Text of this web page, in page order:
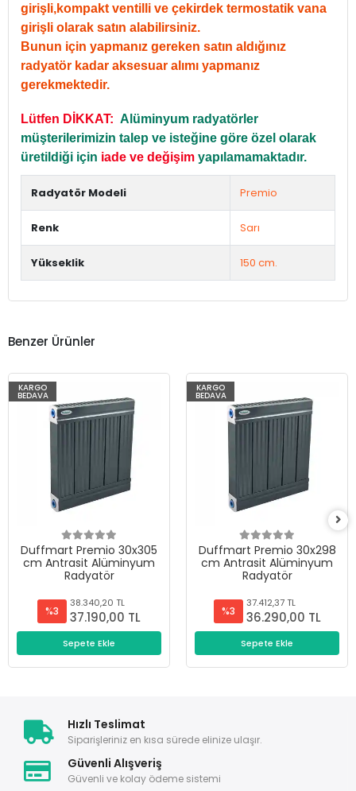
girişli,kompakt ventilli ve çekirdek termostatik vana
girişli olarak satın alabilirsiniz.
Bunun için yapmanız gereken satın aldığınız
radyatör kadar aksesuar alımı yapmanız
gerekmektedir.
Lütfen DİKKAT: Alüminyum radyatörler
müşterilerimizin talep ve isteğine göre özel olarak
üretildiği için iade ve değişim yapılamamaktadır.
Radyatör Modeli Premio
Renk Sarı
Yükseklik 150 cm.
Benzer Ürünler
KARGO
BEDAVA
Duffmart Premio 30x305
cm Antrasit Alüminyum
Radyatör
%3
38.340,20 TL
37.190,00 TL
Sepete Ekle
KARGO
BEDAVA
Duffmart Premio 30x298
cm Antrasit Alüminyum
Radyatör
%3
37.412,37 TL
36.290,00 TL
Sepete Ekle
Hızlı Teslimat
Siparişleriniz en kısa sürede elinize ulaşır.
Güvenli Alışveriş
Güvenli ve kolay ödeme sistemi